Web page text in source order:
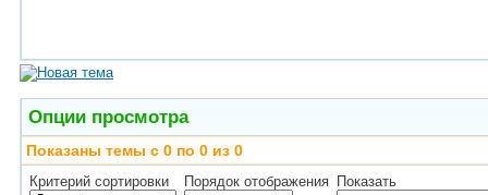
Опции просмотра
Показаны темы с 0 по 0 из 0
Критерий сортировки Порядок отображения Показать